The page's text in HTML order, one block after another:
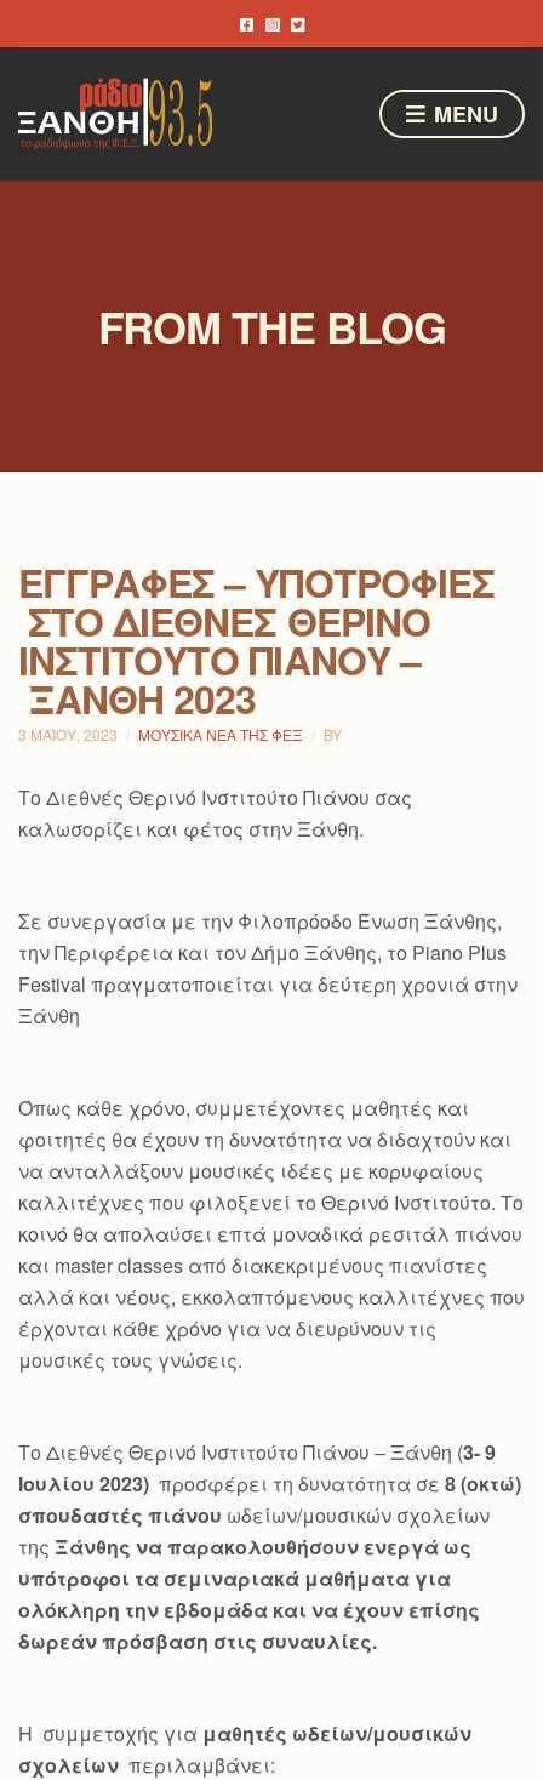
MENU
FROM THE BLOG
ΕΓΓΡΑΦΈΣ – ΥΠΟΤΡΟΦΊΕΣ
ΣΤΟ ΔΙΕΘΝΈΣ ΘΕΡΙΝΌ
ΙΝΣΤΙΤΟΎΤΟ ΠΙΆΝΟΥ –
ΞΆΝΘΗ 2023
3 ΜΑΪ́ΟΥ, 2023 ΜΟΥΣΙΚΆ ΝΈΑ ΤΗΣ ΦΕΞ BY
Το Διεθνές Θερινό Ινστιτούτο Πιάνου σας
καλωσορίζει και φέτος στην Ξάνθη.
Σε συνεργασία με την Φιλοπρόοδο Ένωση Ξάνθης,
την Περιφέρεια και τον Δήμο Ξάνθης, το Piano Plus
Festival πραγματοποιείται για δεύτερη χρονιά στην
Ξάνθη
Όπως κάθε χρόνο, συμμετέχοντες μαθητές και
φοιτητές θα έχουν τη δυνατότητα να διδαχτούν και
να ανταλλάξουν μουσικές ιδέες με κορυφαίους
καλλιτέχνες που φιλοξενεί το Θερινό Ινστιτούτο. Το
κοινό θα απολαύσει επτά μοναδικά ρεσιτάλ πιάνου
και master classes από διακεκριμένους πιανίστες
αλλά και νέους, εκκολαπτόμενους καλλιτέχνες που
έρχονται κάθε χρόνο για να διευρύνουν τις
μουσικές τους γνώσεις.
Το Διεθνές Θερινό Ινστιτούτο Πιάνου – Ξάνθη (3- 9
Ιουλίου 2023) προσφέρει τη δυνατότητα σε 8 (οκτώ)
σπουδαστές πιάνου ωδείων/μουσικών σχολείων
της Ξάνθης να παρακολουθήσουν ενεργά ως
υπότροφοι τα σεμιναριακά μαθήματα για
ολόκληρη την εβδομάδα και να έχουν επίσης
δωρεάν πρόσβαση στις συναυλίες.
Η συμμετοχής για μαθητές ωδείων/μουσικών
σχολείων περιλαμβάνει: